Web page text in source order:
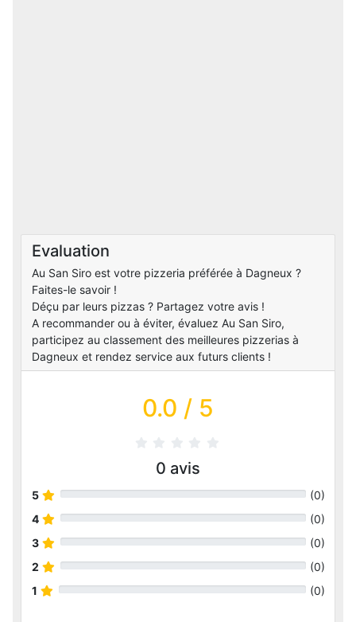
Evaluation
Au San Siro est votre pizzeria préférée à Dagneux ?
Faites-le savoir !
Déçu par leurs pizzas ? Partagez votre avis !
A recommander ou à éviter, évaluez Au San Siro,
participez au classement des meilleures pizzerias à
Dagneux et rendez service aux futurs clients !
0.0 / 5
0 avis
5 (0)
4
(0)
3
(0)
2
(0)
1
(0)